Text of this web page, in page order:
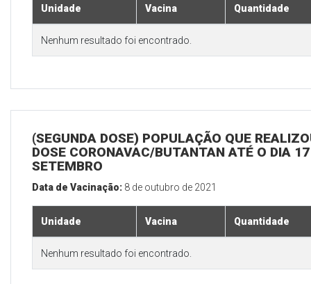
Unidade Vacina Quantidade
Nenhum resultado foi encontrado.
(SEGUNDA DOSE) POPULAÇÃO QUE
DOSE CORONAVAC/BUTANTAN ATÉ O DIA
SETEMBRO
Data de Vacinação: 8 de outubro de 2021
Unidade Vacina Quantidade
Nenhum resultado foi encontrado.